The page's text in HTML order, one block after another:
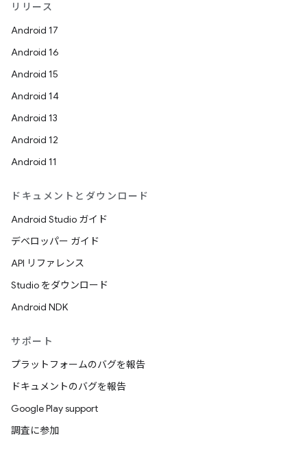
リリース
Android 17
Android 16
Android 15
Android 14
Android 13
Android 12
Android 11
ドキュメントとダウンロード
Android Studio ガイド
デベロッパー ガイド
API リファレンス
Studio をダウンロード
Android NDK
サポート
プラットフォームのバグを報告
ドキュメントのバグを報告
Google Play support
調査に参加